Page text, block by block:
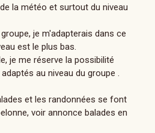
la météo et surtout du niveau
je m'adapterais dans ce
est le plus bas.
je me réserve la possibilité
au niveau du groupe .
et les randonnées se font
voir annonce balades en